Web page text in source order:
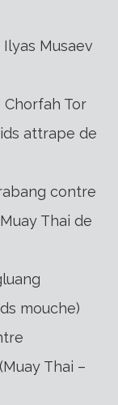
Musaev
Tor
attrape de
contre
Thai de
mouche)
Thai –